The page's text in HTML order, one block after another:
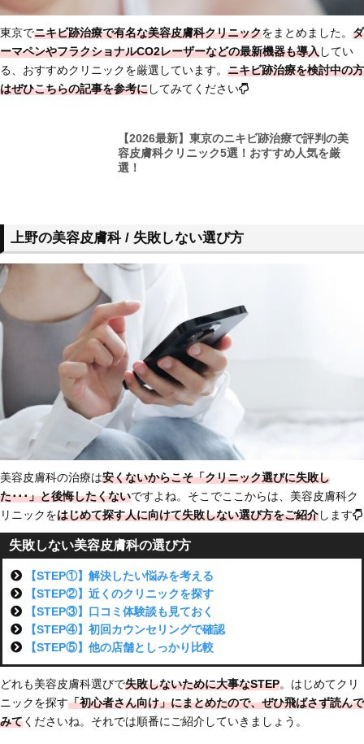
東京でニキビ跡治療で有名な美容皮膚科クリニックをまとめました。 ダ
ーマペンやフラクショナルCO2レーザーなどの最新機器も導入してい
る、おすすめクリニックを厳選しています。 ニキビ跡治療を検討中の方
はぜひこちらの記事を参考にしてみてください
【2026最新】東京のニキビ跡治療で評判の美
容皮膚科クリニック5選！おすすめ人気を厳
選！
上野の美容皮膚科 / 失敗しない選び方
美容皮膚科の治療は安くないからこそ「クリニック選びに失敗し
た･･･」と後悔したくないですよね。そこでここからは、美容皮膚科ク
リニックをはじめて探す人に向けて失敗しない選び方をご紹介します
失敗しない美容皮膚科の選び方
【STEP①】解決したい悩みを考える
【STEP②】近くのクリニックを探す
【STEP③】口コミ体験談も見ておく
【STEP④】初回カウンセリングで確認
【STEP⑤】他の店舗としっかり比較
どれも美容皮膚科選びで失敗しないために大事なSTEP。はじめてクリ
ニックを探す「初心者さん向け」にまとめたので、ぜひ飛ばさず読んで
みてくださいね。それでは順番にご紹介していきましょう。